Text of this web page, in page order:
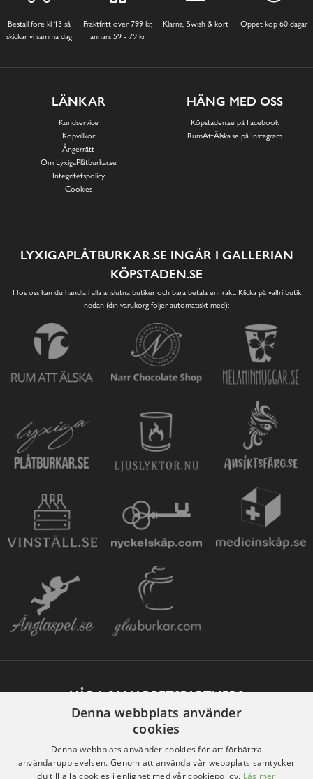
Beställ före kl 13 så
skickar vi samma dag
Fraktfritt över 799 kr,
annars 59 - 79 kr
Klarna, Swish & kort Öppet köp 60 dagar
LÄNKAR
Kundservice
Köpvillkor
Ångerrätt
Om LyxigaPlåtburkar.se
Integritetspolicy
Cookies
HÄNG MED OSS
Köpstaden.se på Facebook
RumAttÄlska.se på Instagram
LYXIGAPLÅTBURKAR.SE INGÅR I GALLERIAN
KÖPSTADEN.SE
Hos oss kan du handla i alla anslutna butiker och bara betala en frakt. Klicka på valfri butik
nedan (din varukorg följer automatiskt med):
VÅRA SAMARBETSPARTNERS
Denna webbplats använder
cookies
Denna webbplats använder cookies för att förbättra
användarupplevelsen. Genom att använda vår webbplats samtycker
du till alla cookies i enlighet med vår cookiepolicy. Läs mer